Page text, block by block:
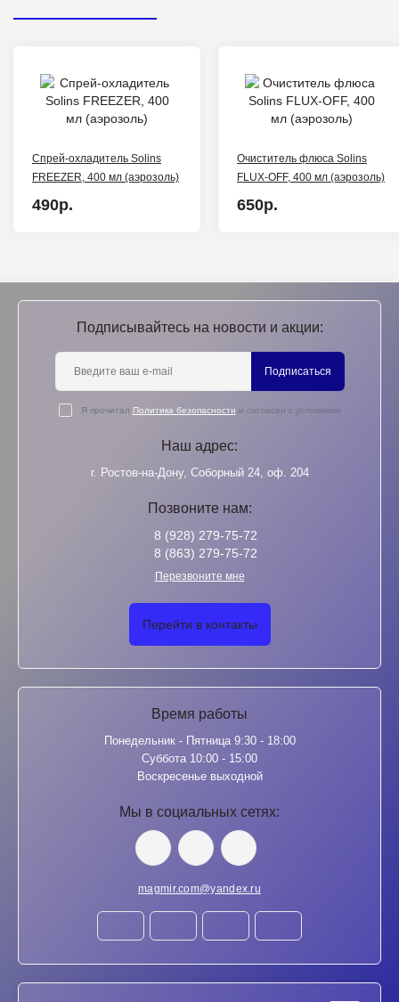
Спрей-охладитель Solins
FREEZER, 400 мл (аэрозоль)
490р.
Очиститель флюса Solins
FLUX-OFF, 400 мл (аэрозоль)
650р.
Подписывайтесь на новости и акции:
Подписаться
Я прочитал Политика безопасности и согласен с условиями
Наш адрес:
г. Ростов-на-Дону, Соборный 24, оф. 204
Позвоните нам:
8 (928) 279-75-72
8 (863) 279-75-72
Перезвоните мне
Перейти в контакты
Время работы
Понедельник - Пятница 9:30 - 18:00
Суббота 10:00 - 15:00
Воскресенье выходной
Мы в социальных сетях:
magmir.com@yandex.ru